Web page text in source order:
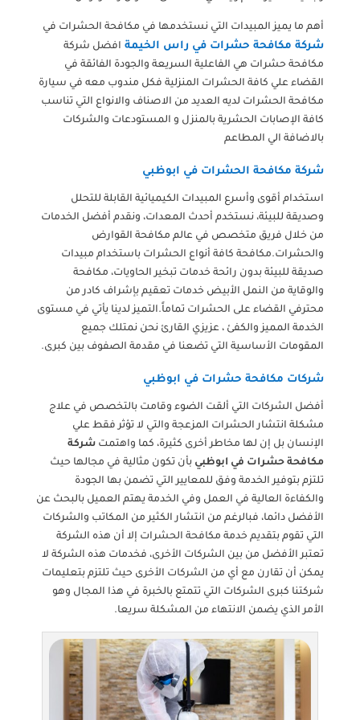
أهم ما يميز المبيدات التي نستخدمها في مكافحة الحشرات في
شركة مكافحة حشرات في راس الخيمة افضل شركة
مكافحة حشرات هي الفاعلية السريعة والجودة الفائقة في
القضاء علي كافة الحشرات المنزلية فكل مندوب معه في سيارة
مكافحة الحشرات لديه العديد من الاصناف والانواع التي تناسب
كافة الإصابات الحشرية بالمنزل و المستودعات والشركات
بالاضافة الي المطاعم
شركة مكافحة الحشرات في ابوظبي
استخدام أقوى وأسرع المبيدات الكيميائية القابلة للتحلل
وصديقة للبيئة، نستخدم أحدث المعدات، ونقدم أفضل الخدمات
من خلال فريق متخصص في عالم مكافحة القوارض
والحشرات.مكافحة كافة أنواع الحشرات باستخدام مبيدات
صديقة للبيئة بدون رائحة خدمات تبخير الحاويات، مكافحة
والوقاية من النمل الأبيض خدمات تعقيم بإشراف كادر من
محترفي القضاء على الحشرات تماماً.التميز لدينا يأتي في مستوى
الخدمة المميز والكفئ ، عزيزي القارئ نحن نمتلك جميع
المقومات الأساسية التي تضعنا في مقدمة الصفوف بين كبرى.
شركات مكافحة حشرات في ابوظبي
أفضل الشركات التي ألقت الضوء وقامت بالتخصص في علاج
مشكلة انتشار الحشرات المزعجة والتي لا تؤثر فقط علي
الإنسان بل إن لها مخاطر أخرى كثيرة، كما واهتمت شركة
مكافحة حشرات في ابوظبي بأن تكون مثالية في مجالها حيث
تلتزم بتوفير الخدمة وفق للمعايير التي تضمن بها الجودة
والكفاءة العالية في العمل وفي الخدمة يهتم العميل بالبحث عن
الأفضل دائما، فبالرغم من انتشار الكثير من المكاتب والشركات
التي تقوم بتقديم خدمة مكافحة الحشرات إلا أن هذه الشركة
تعتبر الأفضل من بين الشركات الأخرى، فخدمات هذه الشركة لا
يمكن أن تقارن مع أي من الشركات الأخرى حيث تلتزم بتعليمات
شركتنا كبرى الشركات التي تتمتع بالخبرة في هذا المجال وهو
الأمر الذي يضمن الانتهاء من المشكلة سريعا.